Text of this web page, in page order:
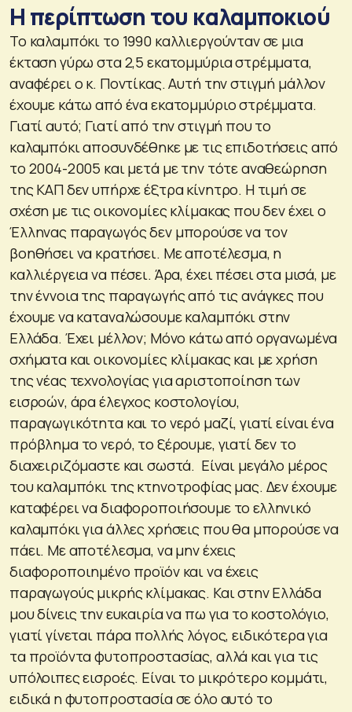
Η περίπτωση του καλαμποκιού
Το καλαμπόκι το 1990 καλλιεργούνταν σε μια
έκταση γύρω στα 2,5 εκατομμύρια στρέμματα,
αναφέρει ο κ. Ποντίκας. Αυτή την στιγμή μάλλον
έχουμε κάτω από ένα εκατομμύριο στρέμματα.
Γιατί αυτό; Γιατί από την στιγμή που το
καλαμπόκι αποσυνδέθηκε με τις επιδοτήσεις από
το 2004-2005 και μετά με την τότε αναθεώρηση
της ΚΑΠ δεν υπήρχε έξτρα κίνητρο. Η τιμή σε
σχέση με τις οικονομίες κλίμακας που δεν έχει ο
Έλληνας παραγωγός δεν μπορούσε να τον
βοηθήσει να κρατήσει. Με αποτέλεσμα, η
καλλιέργεια να πέσει. Άρα, έχει πέσει στα μισά, με
την έννοια της παραγωγής από τις ανάγκες που
έχουμε να καταναλώσουμε καλαμπόκι στην
Ελλάδα. Έχει μέλλον; Μόνο κάτω από οργανωμένα
σχήματα και οικονομίες κλίμακας και με χρήση
της νέας τεχνολογίας για αριστοποίηση των
εισροών, άρα έλεγχος κοστολογίου,
παραγωγικότητα και το νερό μαζί, γιατί είναι ένα
πρόβλημα το νερό, το ξέρουμε, γιατί δεν το
διαχειριζόμαστε και σωστά. Είναι μεγάλο μέρος
του καλαμπόκι της κτηνοτροφίας μας. Δεν έχουμε
καταφέρει να διαφοροποιήσουμε το ελληνικό
καλαμπόκι για άλλες χρήσεις που θα μπορούσε να
πάει. Με αποτέλεσμα, να μην έχεις
διαφοροποιημένο προϊόν και να έχεις
παραγωγούς μικρής κλίμακας. Και στην Ελλάδα
μου δίνεις την ευκαιρία να πω για το κοστολόγιο,
γιατί γίνεται πάρα πολλής λόγος, ειδικότερα για
τα προϊόντα φυτοπροστασίας, αλλά και για τις
υπόλοιπες εισροές. Είναι το μικρότερο κομμάτι,
ειδικά η φυτοπροστασία σε όλο αυτό το